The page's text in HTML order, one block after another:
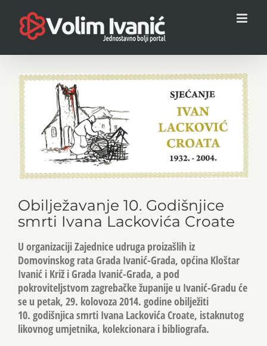
content
View
Larger
Image
Obilježavanje 10. Godišnjice
smrti Ivana Lackovića Croate
U organizaciji Zajednice udruga proizašlih iz
Domovinskog rata Grada Ivanić-Grada, općina Kloštar
Ivanić i Križ i Grada Ivanić-Grada, a pod
pokroviteljstvom zagrebačke županije u Ivanić-Gradu će
se u petak, 29. kolovoza 2014. godine obilježiti
10. godišnjica smrti Ivana Lackovića Croate, istaknutog
likovnog umjetnika, kolekcionara i bibliografa.